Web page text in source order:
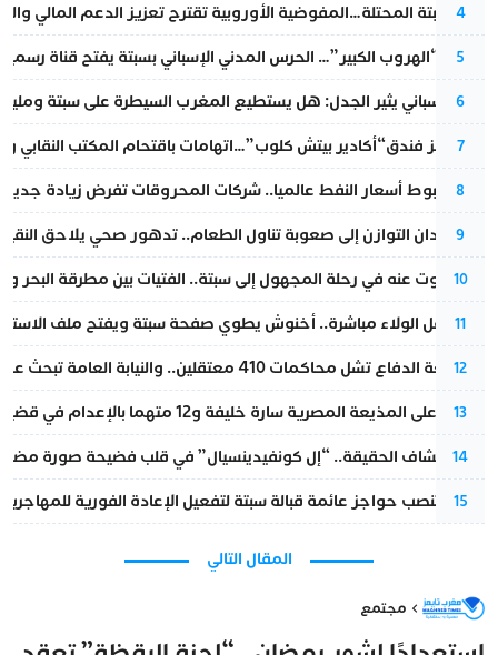
4
أزمة سبتة المحتلة…المفوضية الأوروبية تقترح تعزيز الدعم المالي
5
عملية “الهروب الكبير”… الحرس المدني الإسباني بسبتة يفتح قناة
6
تقرير إسباني يثير الجدل: هل يستطيع المغرب السيطرة على سبتة
7
أزمة تهز فندق“أكادير بيتش كلوب”…اتهامات باقتحام المكتب النقابي
8
رغم هبوط أسعار النفط عالميا.. شركات المحروقات تفرض زيادة
9
من فقدان التوازن إلى صعوبة تناول الطعام.. تدهور صحي يلاحق النقيب
10
المسكوت عنه في رحلة المجهول إلى سبتة.. الفتيات بين مطرقة البحر
11
بعد حفل الولاء مباشرة.. أخنوش يطوي صفحة سبتة ويفتح ملف
12
مقاطعة الدفاع تشل محاكمات 410 معتقلين.. والنيابة العامة تبحث عن حل قانوني
13
الحكم على المذيعة المصرية سارة خليفة و12 متهما بالإعدام في قضية هزت بلاد الفراعنة
14
بعد انكشاف الحقيقة.. “إل كونفيدينسيال” في قلب فضيحة صورة
15
إسبانيا تنصب حواجز عائمة قبالة سبتة لتفعيل الإعادة الفورية للمهاجرين
المقال التالي
مجتمع